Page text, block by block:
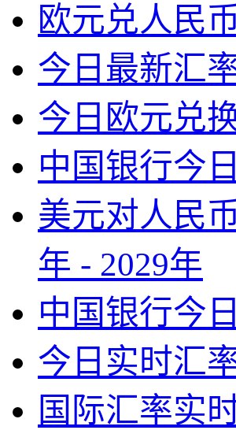
欧元兑人民
今日最新汇
今日欧元兑
中国银行今
美元对人民
年 - 2029年
中国银行今
今日实时汇
国际汇率实